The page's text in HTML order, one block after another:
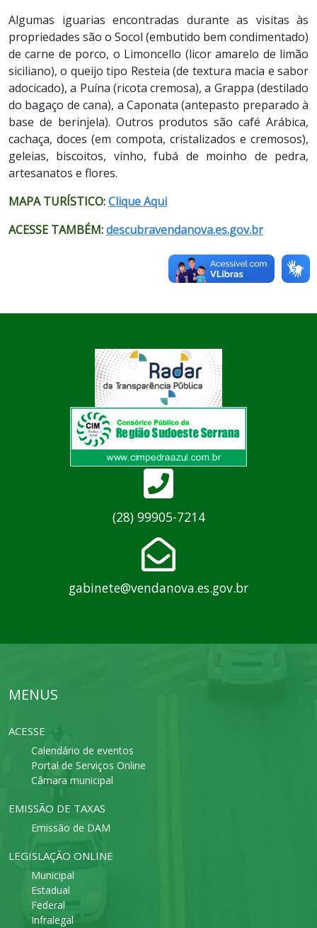
Algumas iguarias encontradas durante as visitas às
propriedades são o Socol (embutido bem condimentado)
de carne de porco, o Limoncello (licor amarelo de limão
siciliano), o queijo tipo Resteia (de textura macia e sabor
adocicado), a Puína (ricota cremosa), a Grappa (destilado
do bagaço de cana), a Caponata (antepasto preparado à
base de berinjela). Outros produtos são café Arábica,
cachaça, doces (em compota, cristalizados e cremosos),
geleias, biscoitos, vinho, fubá de moinho de pedra,
artesanatos e flores.
MAPA TURÍSTICO:Clique Aqui
ACESSE TAMBÉM:descubravendanova.es.gov.br
(28) 99905-7214
gabinete@vendanova.es.gov.br
MENUS
ACESSE
Calendário de eventos
Portal de Serviços Online
Câmara municipal
EMISSÃO DE TAXAS
Emissão de DAM
LEGISLAÇÃO ONLINE
Municipal
Estadual
Federal
Infralegal